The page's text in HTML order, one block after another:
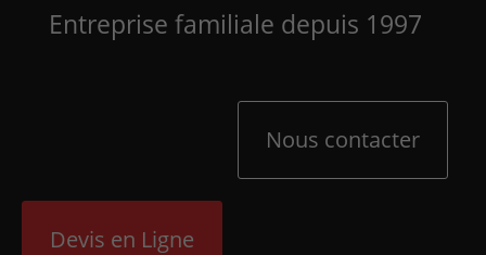
Entreprise familiale depuis 1997
Nous contacter
Devis en Ligne